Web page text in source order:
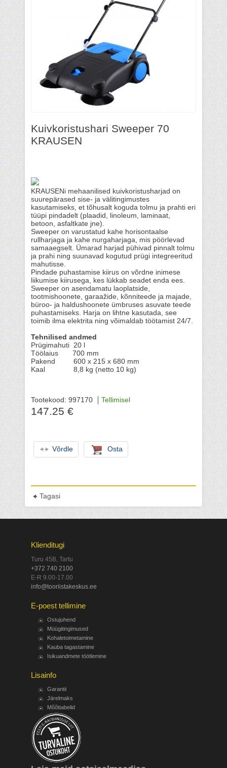
Kuivkoristushari Sweeper 70
KRAUSEN
KRAUSENi mehaanilised kuivkoristusharjad on
suurepärased sise- ja välitingimustes
kasutamiseks, et tõhusalt koguda tolmu ja prahti eri
tüüpi pindadelt (plaadid, linoleum, laminaat,
betoon, asfaltkate jne).
Sweeper on varustatud kahe horisontaalse
rullharjaga ja kahe nurgaharjaga, mis pöörlevad
samaaegselt. Ümarad harjad pühivad pinnalt tolmu
ja prahi ning suunavad kogutud prügi integreeritud
mahutisse.
Pindade puhastamise kiirus on võrdne inimese
liikumise kiirusega, kes lükkab seadet enda ees.
Sweeper on asendamatu laoplatside,
tootmishoonete, garaažide, kõnniteede ja majade,
büroo- ja haldushoonete ümbruses asuvate teede
puhastamiseks. Harja on lihtne kasutada, see
toimib ilma elektrita ning võimaldab töötamist 24/7.
Tehnilised andmed
Prügimahuti 20 l
Töölaius 700 mm
Pakend 600 х 215 х 680 mm
Kaal 8,8 kg (netto 10 kg)
Tootekood: 997170 Tellimisel
147.25 €
Võrdle Osta
Tagasi
Klienditugi
Turu 45B, Tartu
+372 740 2100
E-R 9.00-17.00
info@tooriistakeskus.ee
E-poest tellimine
Ostujuhend
Müügitingimused
Kohaletoimetamine
Kauba tagastamine
Isikuandmete töötlemine
Lisainfo
Garantii
Järelmaks
Mõõttabelid